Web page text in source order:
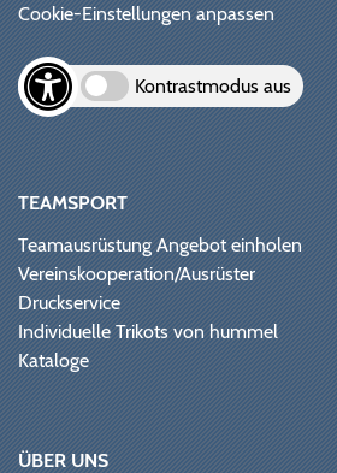
Cookie-Einstellungen anpassen
Kontrastmodus aus
TEAMSPORT
Teamausrüstung Angebot einholen
Vereinskooperation/Ausrüster
Druckservice
Individuelle Trikots von hummel
Kataloge
ÜBER UNS